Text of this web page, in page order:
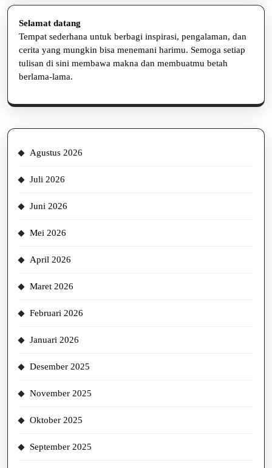
Selamat datang
Tempat sederhana untuk berbagi inspirasi, pengalaman, dan
cerita yang mungkin bisa menemani harimu. Semoga setiap
tulisan di sini membawa makna dan membuatmu betah
berlama-lama.
Agustus 2026
Juli 2026
Juni 2026
Mei 2026
April 2026
Maret 2026
Februari 2026
Januari 2026
Desember 2025
November 2025
Oktober 2025
September 2025